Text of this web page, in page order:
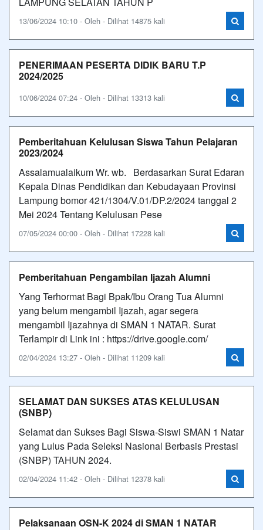
13/06/2024 10:10 - Oleh - Dilihat 14875 kali
PENERIMAAN PESERTA DIDIK BARU T.P
2024/2025
10/06/2024 07:24 - Oleh - Dilihat 13313 kali
Pemberitahuan Kelulusan Siswa Tahun Pelajaran
2023/2024
Assalamualaikum Wr. wb. Berdasarkan Surat Edaran
Kepala Dinas Pendidikan dan Kebudayaan Provinsi
Lampung bomor 421/1304/V.01/DP.2/2024 tanggal 2
Mei 2024 Tentang Kelulusan Pese
07/05/2024 00:00 - Oleh - Dilihat 17228 kali
Pemberitahuan Pengambilan Ijazah Alumni
Yang Terhormat Bagi Bpak/Ibu Orang Tua Alumni
yang belum mengambil Ijazah, agar segera
mengambil Ijazahnya di SMAN 1 NATAR. Surat
Terlampir di Link ini : https://drive.google.com/
02/04/2024 13:27 - Oleh - Dilihat 11209 kali
SELAMAT DAN SUKSES ATAS KELULUSAN
(SNBP)
Selamat dan Sukses Bagi Siswa-Siswi SMAN 1 Natar
yang Lulus Pada Seleksi Nasional Berbasis Prestasi
(SNBP) TAHUN 2024.
02/04/2024 11:42 - Oleh - Dilihat 12378 kali
Pelaksanaan OSN-K 2024 di SMAN 1 NATAR